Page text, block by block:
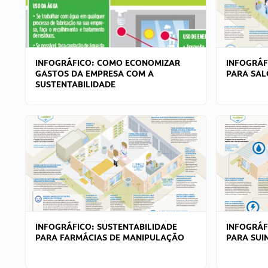
INFOGRÁFICO: COMO ECONOMIZAR
GASTOS DA EMPRESA COM A
SUSTENTABILIDADE
PARA
INFOGRÁFICO: SUSTENTABILIDADE
PARA FARMÁCIAS DE MANIPULAÇÃO
PARA